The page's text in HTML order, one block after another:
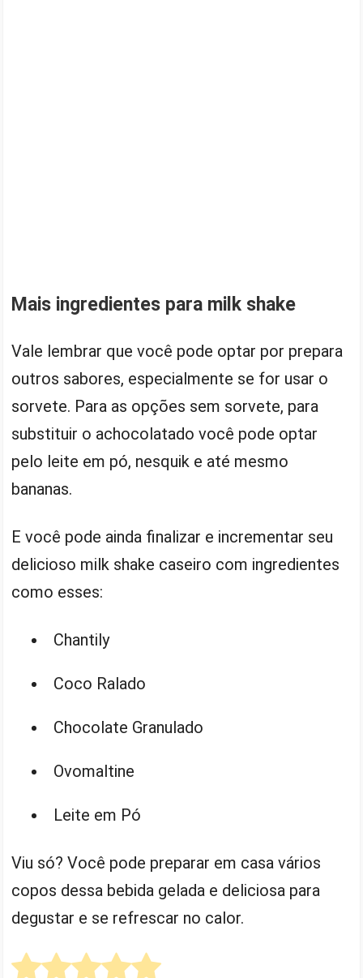
Mais ingredientes para milk shake
Vale lembrar que você pode optar por prepara
outros sabores, especialmente se for usar o
sorvete. Para as opções sem sorvete, para
substituir o achocolatado você pode optar
pelo leite em pó, nesquik e até mesmo
bananas.
E você pode ainda finalizar e incrementar seu
delicioso milk shake caseiro com ingredientes
como esses:
Chantily
Coco Ralado
Chocolate Granulado
Ovomaltine
Leite em Pó
Viu só? Você pode preparar em casa vários
copos dessa bebida gelada e deliciosa para
degustar e se refrescar no calor.